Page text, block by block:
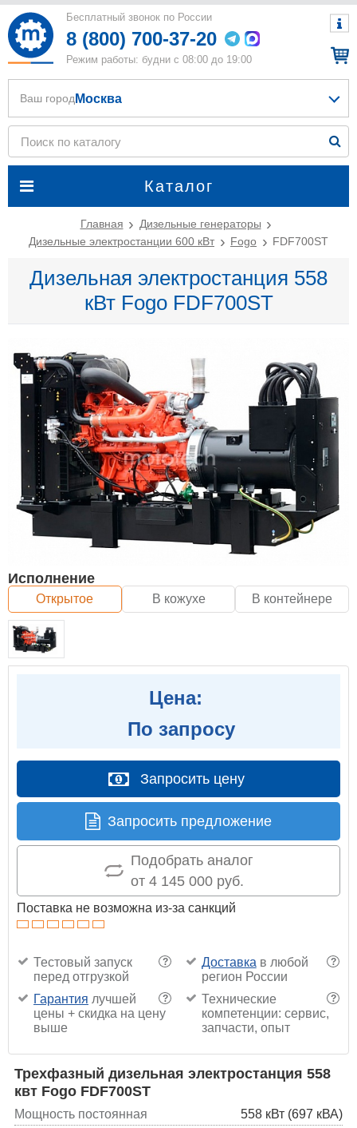
Бесплатный звонок по России
8 (800) 700-37-20
Режим работы: будни с 08:00 до 19:00
Каталог
Ваш город Москва
Главная
Дизельные генераторы
Дизельные электростанции 600 кВт
Fogo FDF700ST
Дизельная электростанция 558
кВт Fogo FDF700ST
Исполнение
Открытое В кожухе В контейнере
Цена:
По запросу
Запросить цену
Запросить предложение
Подобрать аналог
от 4 145 000 руб.
Поставка не возможна из-за санкций
?
Тестовый запуск
перед отгрузкой
?
Доставка в любой
регион России
?
Гарантия лучшей
цены + скидка на цену
выше
?
Технические
компетенции: сервис,
запчасти, опыт
Трехфазный дизельная электростанция 558
квт Fogo FDF700ST
Мощность постоянная
558 кВт (697 кВА)